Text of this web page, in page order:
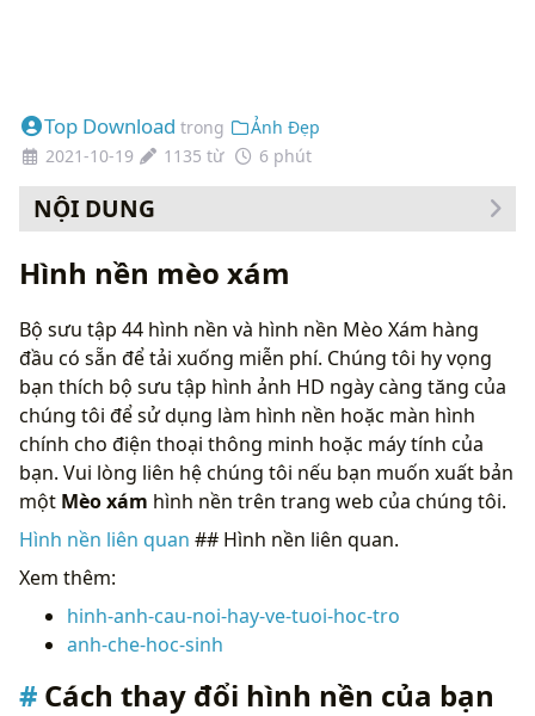
Top Download trong
Ảnh Đẹp
2021-10-19
1135 từ 6 phút
NỘI DUNG
Hình nền mèo xám
Bộ sưu tập 44 hình nền và hình nền Mèo Xám hàng
đầu có sẵn để tải xuống miễn phí. Chúng tôi hy vọng
bạn thích bộ sưu tập hình ảnh HD ngày càng tăng của
chúng tôi để sử dụng làm hình nền hoặc màn hình
chính cho điện thoại thông minh hoặc máy tính của
bạn. Vui lòng liên hệ chúng tôi nếu bạn muốn xuất bản
một Mèo xám hình nền trên trang web của chúng tôi.
Hình nền liên quan ## Hình nền liên quan.
Xem thêm:
hinh-anh-cau-noi-hay-ve-tuoi-hoc-tro
anh-che-hoc-sinh
Cách thay đổi hình nền của bạn